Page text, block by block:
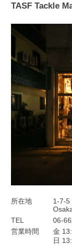
TASF Tackle
所在地
1-7-5
TEL
06-
営業時間
金
日